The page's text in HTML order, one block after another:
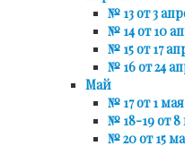
№ 13 от 3
№ 14 от 10
№ 15 от 17
№ 16 от 24
Май
№ 17 от 1 мая
№ 18-19 от 8
№ 20 от 15